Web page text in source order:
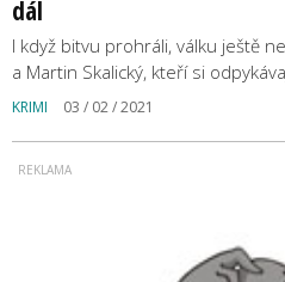
dál
I když bitvu prohráli, válku ještě
a Martin Skalický, kteří si
KRIMI 03 / 02 / 2021